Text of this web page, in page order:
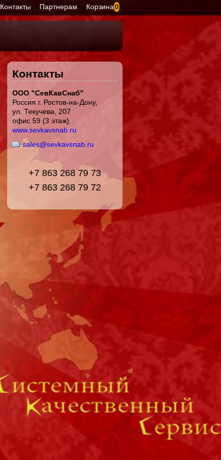
Контакты Партнерам Корзина 0
Контакты
ООО "СевКавСнаб"
Россия г. Ростов-на-Дону,
ул. Текучева, 207
офис 59 (3 этаж)
www.sevkavsnab.ru
sales@sevkavsnab.ru
+7 863 268 79 73
+7 863 268 79 72